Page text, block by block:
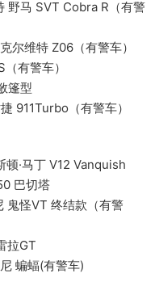
马 SVT Cobra R（有警
维特 Z06（有警车）
有警车）
篷型
911Turbo（有警车）
·马丁 V12 Vanquish
巴切塔
怪VT 终结款（有警
拉GT
蝙蝠(有警车)